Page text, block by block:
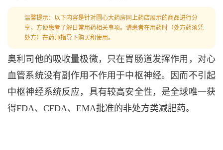
温馨提示：以下内容是针对圆心大药房网上药店展示的商品进行分
享，方便患者了解日常用药相关事项。请患者在用药时（处方药须凭
处方）在药师指导下购买和使用。
奥利司他的吸收量极微，只在胃肠道发挥作用，对心
血管系统没有副作用不作用于中枢神经。因而不引起
中枢神经系统反应，具有较高安全性，是全球唯一获
得FDA、CFDA、EMA批准的非处方类减肥药。